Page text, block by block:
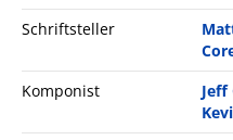
Schriftsteller
Komponist
Jeff